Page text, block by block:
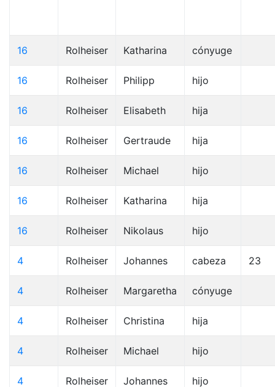
16 Rolheiser Katharina cónyuge
16 Rolheiser Philipp hijo
16 Rolheiser Elisabeth hija
16 Rolheiser Gertraude hija
16 Rolheiser Michael hijo
16 Rolheiser Katharina hija
16 Rolheiser Nikolaus hijo
4 Rolheiser Johannes cabeza 23
4 Rolheiser Margaretha cónyuge
4 Rolheiser Christina hija
4 Rolheiser Michael hijo
4 Rolheiser Johannes hijo